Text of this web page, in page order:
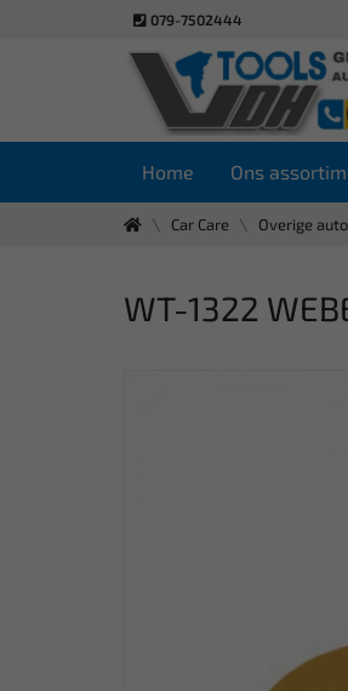
079-7502444
Home Ons
Car Care Overige
WT-1322